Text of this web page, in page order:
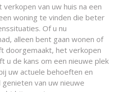
van uw huis na een
woning te vinden die beter
Of u nu
alleen bent gaan wonen of
doorgemaakt, het verkopen
u de kans om een nieuwe plek
uw actuele behoeften en
van uw nieuwe